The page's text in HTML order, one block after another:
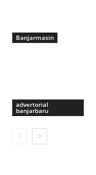
Banjarmasin
advertorial
banjarbaru